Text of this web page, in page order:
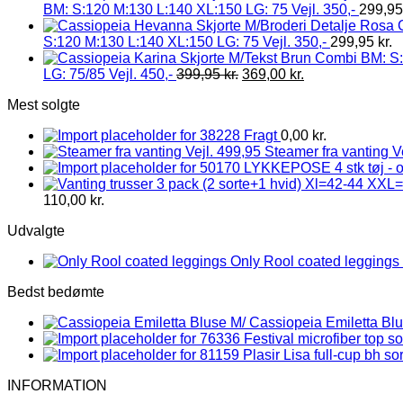
BM: S:120 M:130 L:140 XL:150 LG: 75 Vejl. 350,-
S:120 M:130 L:140 XL:150 LG: 75 Vejl. 350,- 299,95 kr.
LG: 75/85 Vejl. 450,- 399,95kr. 369,00 kr.
Mest solgte
Fragt 0,00 kr.
Steamer fra vanting
LYKKEPOSE 4 stk tøj -
110,00 kr.
Udvalgte
Only Rool coated
Bedst bedømte
Cassiopeia Emiletta
Festival microfiber top
Plasir Lisa full-cup bh
INFORMATION